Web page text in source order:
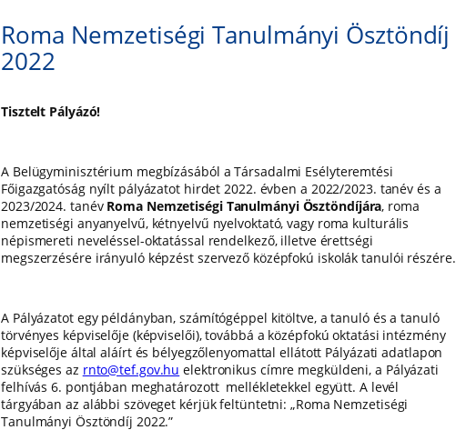
Roma Nemzetiségi Tanulmányi Ösztöndíj
2022
Tisztelt Pályázó!
A Belügyminisztérium megbízásából a Társadalmi Esélyteremtési
Főigazgatóság nyílt pályázatot hirdet 2022. évben a 2022/2023. tanév és a
2023/2024. tanév Roma Nemzetiségi Tanulmányi Ösztöndíjára, roma
nemzetiségi anyanyelvű, kétnyelvű nyelvoktató, vagy roma kulturális
népismereti neveléssel-oktatással rendelkező, illetve érettségi
megszerzésére irányuló képzést szervező középfokú iskolák tanulói részére.
A Pályázatot egy példányban, számítógéppel kitöltve, a tanuló és a tanuló
törvényes képviselője (képviselői), továbbá a középfokú oktatási intézmény
képviselője által aláírt és bélyegzőlenyomattal ellátott Pályázati adatlapon
szükséges az rnto@tef.gov.hu elektronikus címre megküldeni, a Pályázati
felhívás 6. pontjában meghatározott mellékletekkel együtt. A levél
tárgyában az alábbi szöveget kérjük feltüntetni: „Roma Nemzetiségi
Tanulmányi Ösztöndíj 2022.”